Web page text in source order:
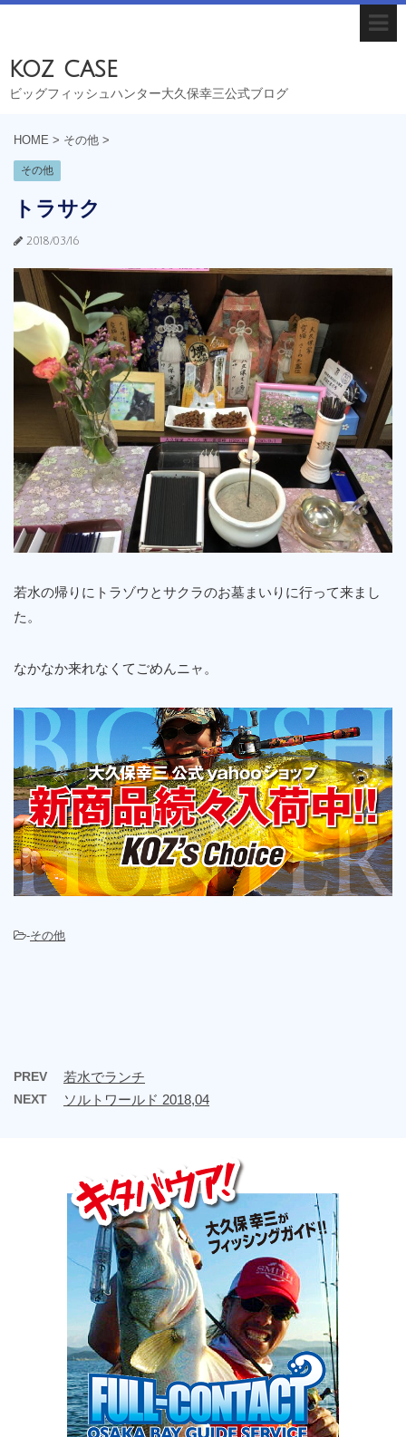
koz case
ビッグフィッシュハンター大久保幸三公式ブログ
HOME > その他 >
その他
トラサク
2018/03/16
若水の帰りにトラゾウとサクラのお墓まいりに行って来まし
た。
なかなか来れなくてごめんニャ。
-その他
PREV 若水でランチ
NEXT ソルトワールド 2018,04